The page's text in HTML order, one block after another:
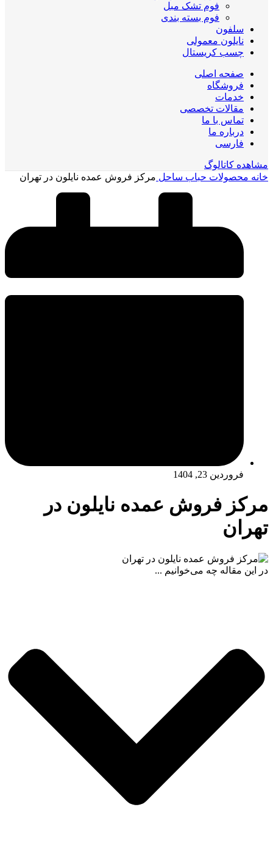
فوم تشک مبل
فوم بسته بندی
سلفون
نایلون معمولی
چسب کریستال
صفحه اصلی
فروشگاه
خدمات
مقالات تخصصی
تماس با ما
درباره ما
فارسی
مشاهده کاتالوگ
خانه محصولات حباب ساحل مرکز فروش عمده نایلون در تهران
فروردین 23, 1404
مرکز فروش عمده نایلون در
تهران
در این مقاله چه می‌خوانیم ...